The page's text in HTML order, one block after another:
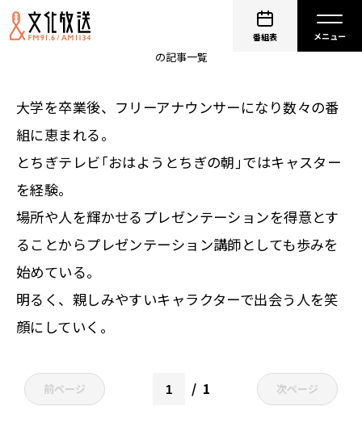
番組表
の記事一覧
大学を卒業後、フリーアナウンサーになり数々の番
組に恵まれる。
とちぎテレビ｢おはようとちぎの朝｣ではキャスター
を経験。
場所や人を輝かせるプレゼンテーションを得意とす
ることからプレゼンテーション講師としても歩みを
始めている。
明るく、親しみやすいキャラクターで出会う人を笑
顔にしていく。
前ページ 1 次ページ